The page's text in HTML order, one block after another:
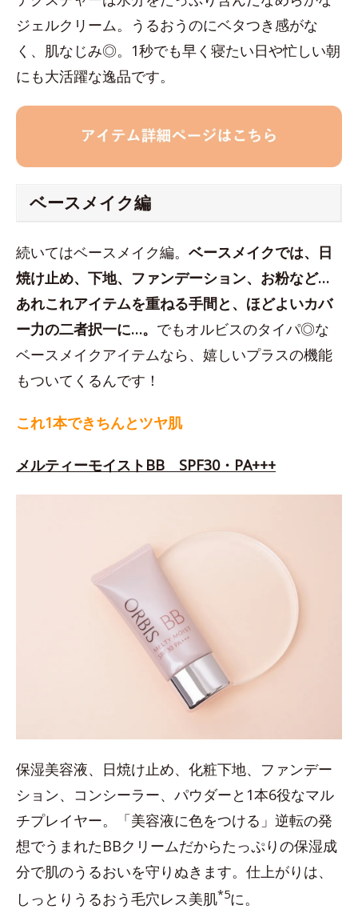
ジェルクリーム。うるおうのにベタつき感がな
く、肌なじみ◎。1秒でも早く寝たい日や忙しい朝
にも大活躍な逸品です。
ベースメイク編
続いてはベースメイク編。 ベースメイクでは、日
焼け止め、下地、ファンデーション、お粉など…
あれこれアイテムを重ねる手間と、ほどよいカバ
ー力の二者択一に…。 でもオルビスのタイパ◎な
ベースメイクアイテムなら、嬉しいプラスの機能
もついてくるんです！
これ1本できちんとツヤ肌
メルティーモイストBB SPF30・PA+++
保湿美容液、日焼け止め、化粧下地、ファンデー
ション、コンシーラー、パウダーと1本6役なマル
チプレイヤー。「美容液に色をつける」逆転の発
想でうまれたBBクリームだからたっぷりの保湿成
分で肌のうるおいを守りぬきます。仕上がりは、
しっとりうるおう毛穴レス美肌*5に。